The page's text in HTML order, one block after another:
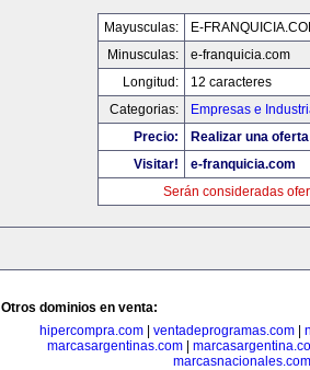
Mayusculas:
E-
Minusculas:
e-franquicia.com
Longitud:
12 caracteres
Categorias:
Empresas e
Precio:
Realizar una
Visitar!
e-franquicia.com
Serán consideradas
Otros dominios en venta:
hipercompra.com
ventadeprogramas.com
marcasargentinas.com
marcasnacionales.com